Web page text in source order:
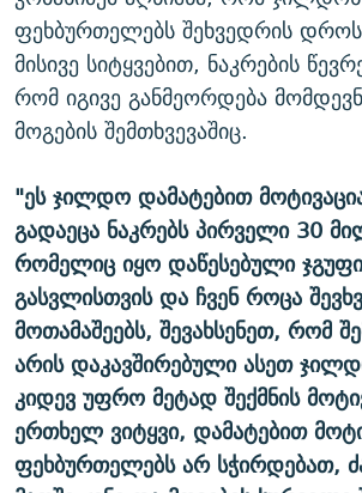
ფეხბურთელებს შეხვედრის
მისივე სიტყვებით, ნაკრების
რომ იგივე განმეორდება
მოგების შემთხვევაშიც.
"ეს ჯილდო დამატებით
გადაეცა ნაკრებს პირველი 30
რომელიც იყო დაწესებული
გასვლისთვის და ჩვენ როცა
მოთამაშეებს, შევახსენეთ, რომ
არის დაკავშირებული ასეთ
კიდევ უფრო მეტად შექმნის
ერთხელ ვიტყვი, დამატებით
ფეხბურთელებს არ სჭირდებათ,